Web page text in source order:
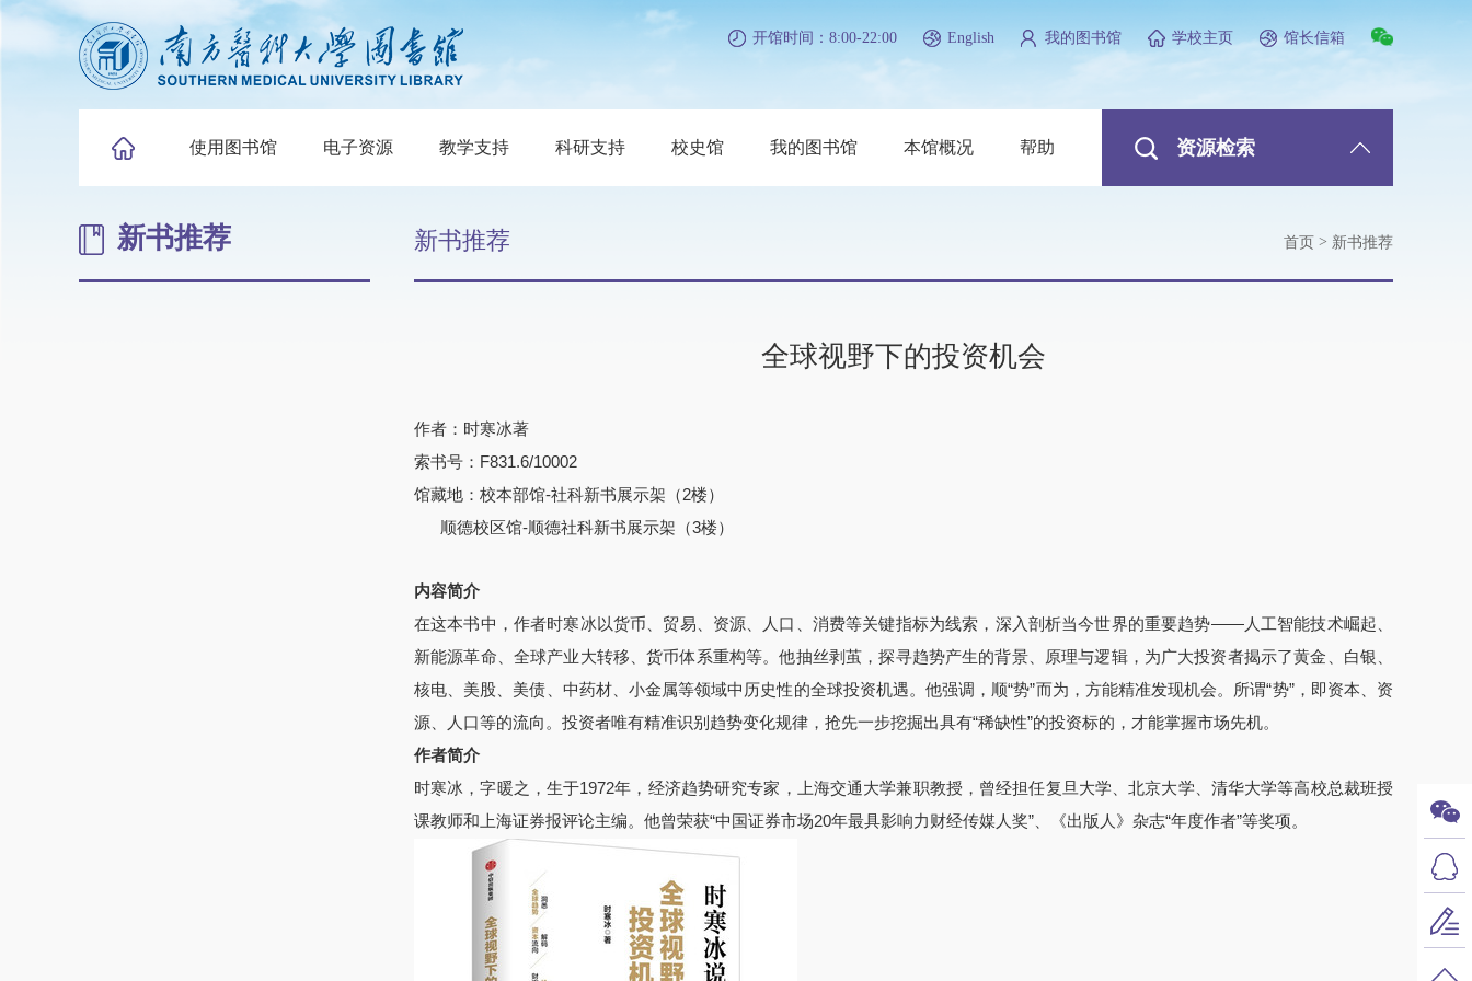
开馆时间：8:00-22:00 English 我的图书馆 学校主页 馆长信箱
资源检索
使用图书馆 电子资源 教学支持 科研支持 校史馆 我的图书馆 本馆概况 帮助
新书推荐 新书推荐 首页 > 新书推荐
全球视野下的投资机会
作者：时寒冰著
索书号：F831.6/10002
馆藏地：校本部馆-社科新书展示架（2楼）
顺德校区馆-顺德社科新书展示架（3楼）
内容简介
在这本书中，作者时寒冰以货币、贸易、资源、人口、消费等关键指标为线索，深入剖析当今世界的重要趋势——人工智能技术崛起、
新能源革命、全球产业大转移、货币体系重构等。他抽丝剥茧，探寻趋势产生的背景、原理与逻辑，为广大投资者揭示了黄金、白银、
核电、美股、美债、中药材、小金属等领域中历史性的全球投资机遇。他强调，顺“势”而为，方能精准发现机会。所谓“势”，即资本、资
源、人口等的流向。投资者唯有精准识别趋势变化规律，抢先一步挖掘出具有“稀缺性”的投资标的，才能掌握市场先机。
作者简介
时寒冰，字暖之，生于1972年，经济趋势研究专家，上海交通大学兼职教授，曾经担任复旦大学、北京大学、清华大学等高校总裁班授
课教师和上海证券报评论主编。他曾荣获“中国证券市场20年最具影响力财经传媒人奖”、《出版人》杂志“年度作者”等奖项。